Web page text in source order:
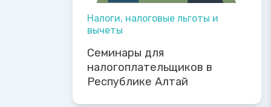
Налоги, налоговые льготы и
вычеты
Семинары для
налогоплательщиков в
Республике Алтай